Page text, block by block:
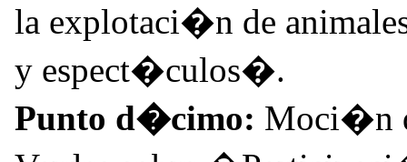
la explotaci�n de
y espect�culos�.
Punto d�cimo: Moci�n